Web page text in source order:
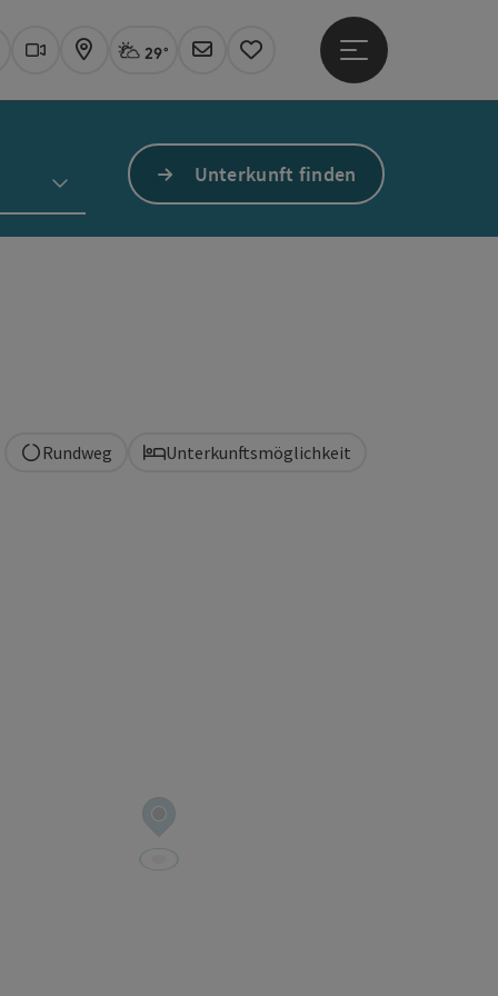
Webcams
KarteAktuelles Wetter Linz, stark bewölkt
29°
Newsletter
Merkzettel
Hauptmenü öffnen
Unterkunft finden
Rundweg Unterkunftsmöglichkeit